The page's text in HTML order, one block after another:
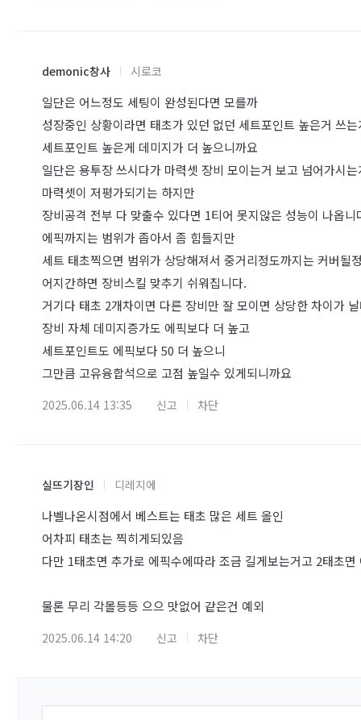
demonic창사 시로코
일단은 어느정도 세팅이 완성된다면 모를까
성장중인 상황이라면 태초가 있던 없던 세트포인트 높은거 쓰
세트포인트 높은게 데미지가 더 높으니까요
일단은 용투장 쓰시다가 마력셋 장비 모이는거 보고 넘어가시
마력셋이 저평가되기는 하지만
장비공격 전부 다 맞출수 있다면 1티어 못지않은 성능이 나옵니
에픽까지는 범위가 좁아서 좀 힘들지만
세트 태초찍으면 범위가 상당해져서 중거리정도까지는 커버될
어지간하면 장비스킬 맞추기 쉬워집니다.
거기다 태초 2개차이면 다른 장비만 잘 모이면 상당한 차이가
장비 자체 데미지증가도 에픽보다 더 높고
세트포인트도 에픽보다 50 더 높으니
그만큼 고유융합석으로 고점 높일수 있게되니까요
2025.06.14 13:35 신고 차단
실뜨기장인 디레지에
나벨나온시점에서 베스트는 태초 많은 세트 올인
어차피 태초는 찍히게되있음
다만 1태초면 추가로 에픽수에따라 조금 길게보는거고 2태초
물론 무리 각몰등등 으으 맛없어 같은건 예외
2025.06.14 14:20 신고 차단